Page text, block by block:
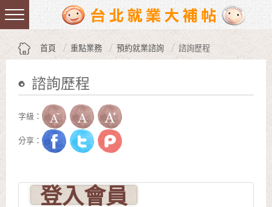
跳到主要內容區塊
:::
首頁 重點業務 預約就業諮詢 諮詢歷程
諮詢歷程
字級：
分享：